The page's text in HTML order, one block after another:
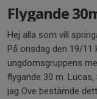
Flygande
Hej alla som vill
På onsdag den 19/11
ungdomsgruppens
flygande 30 m. Lucas,
jag Ove bestämde